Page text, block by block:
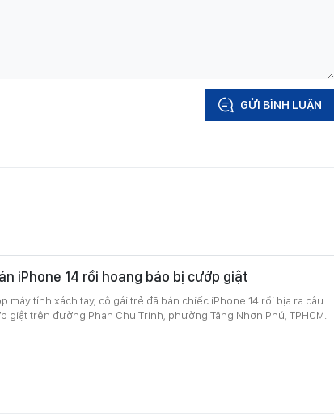
GỬI BÌNH LUẬN
iPhone 14 rồi hoang báo bị cướp giật
máy tính xách tay, cô gái trẻ đã bán chiếc iPhone 14 rồi bịa ra câu
giật trên đường Phan Chu Trinh, phường Tăng Nhơn Phú, TPHCM.